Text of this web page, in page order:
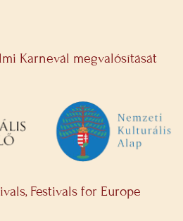
Karnevál megvalósítását
Festivals for Europe